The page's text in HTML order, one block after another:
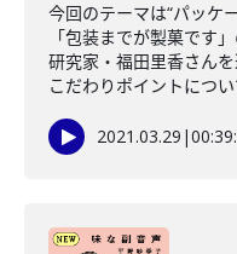
今回のテーマは“パッケ
「包装までが製菓です
研究家・福田里香さん
こだわりポイントにつ
2021.03.29 |